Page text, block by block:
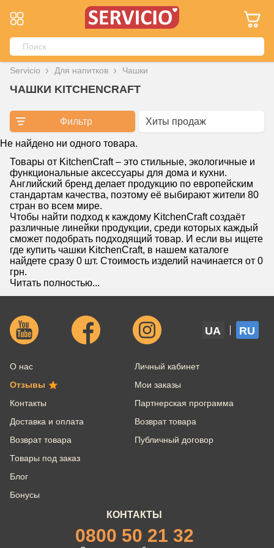
Servicio Для напитков Чашки
ЧАШКИ KITCHENCRAFT
Фильтр
Не найдено ни одного товара.
Товары от KitchenCraft – это стильные, экологичные и
функциональные аксессуары для дома и кухни.
Английский бренд делает продукцию по европейским
стандартам качества, поэтому её выбирают жители 80
стран во всем мире.
Чтобы найти подход к каждому KitchenCraft создаёт
различные линейки продукции, среди которых каждый
сможет подобрать подходящий товар. И если вы ищете
где купить чашки KitchenCraft, в нашем каталоге
найдете сразу 0 шт. Стоимость изделий начинается от 0
грн.
Читать полностью...
UA RU
О нас
Отзывы
Контакты
Доставка и оплата
Возврат товара
Товары под заказ
Блог
Бонусы
Личный кабинет
Мои заказы
Партнерская программа
Возврат товара
Публичный договор
КОНТАКТЫ
0800 50 21 32